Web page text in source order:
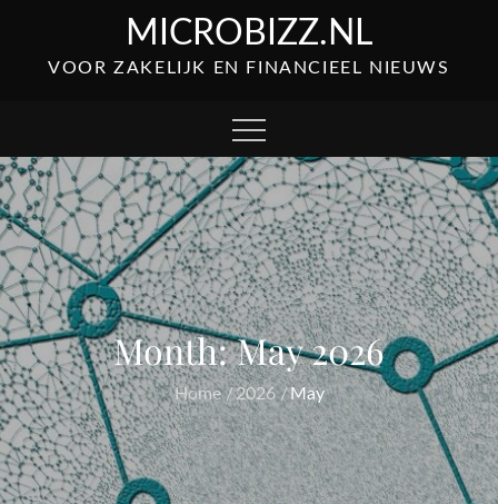
content
MICROBIZZ.NL
VOOR ZAKELIJK EN FINANCIEEL NIEUWS
Month:May 2026
Home 2026 May